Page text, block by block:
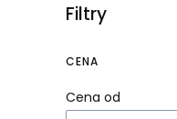
Filtry
CENA
Cena od